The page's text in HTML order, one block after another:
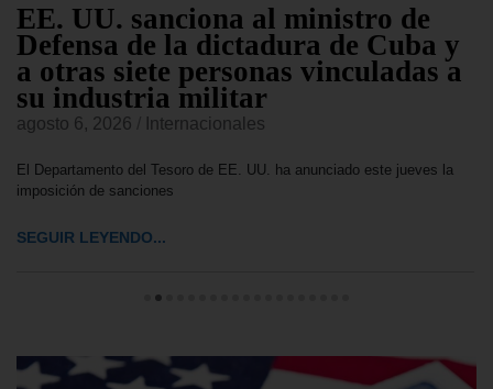
EE. UU. sanciona al ministro de
Defensa de la dictadura de Cuba y
a otras siete personas vinculadas a
su industria militar
agosto 6, 2026 Internacionales
El Departamento del Tesoro de EE. UU. ha anunciado este jueves la
imposición de sanciones
SEGUIR LEYENDO...